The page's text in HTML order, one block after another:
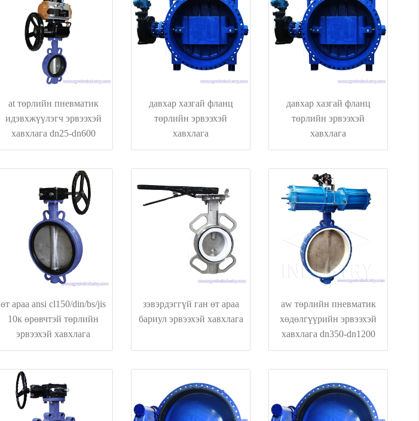
at төрлийн пневматик
идэвхжүүлэгч эрвээхэй
хавхлага dn25-dn600
давхар хазгай фланц
төрлийн эрвээхэй
хавхлага
давхар хазгай фланц
төрлийн эрвээхэй
хавхлага
өт араа ansi cl150/din/bs/jis
10к өрөвчтэй төрлийн
эрвээхэй хавхлага
зэвэрдэггүй ган өт араа
бариул эрвээхэй хавхлага
aw төрлийн пневматик
хөдөлгүүрийн эрвээхэй
хавхлага dn350-dn1200